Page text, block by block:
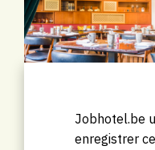
Jobhotel.be
enregistrer